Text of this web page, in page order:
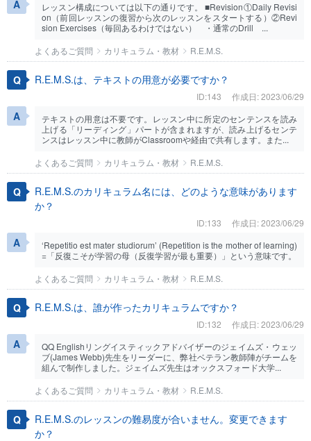
レッスン構成については以下の通りです。 ■Revision①Daily Revisi
on（前回レッスンの復習から次のレッスンをスタートする）②Revi
sion Exercises（毎回あるわけではない） ・通常のDrill ...
よくあるご質問
カリキュラム・教材 R.E.M.S.
R.E.M.S.は、テキストの用意が必要ですか？
ID:143
作成日: 2023/06/29
テキストの用意は不要です。レッスン中に所定のセンテンスを読み
上げる「リーディング」パートが含まれますが、読み上げるセンテ
ンスはレッスン中に教師がClassroomや経由で共有します。また...
よくあるご質問
カリキュラム・教材 R.E.M.S.
R.E.M.S.のカリキュラム名には、どのような意味があります
か？
ID:133
作成日: 2023/06/29
‘Repetitio est mater studiorum’ (Repetition is the mother of learning)
=「反復こそが学習の母（反復学習が最も重要）」という意味です。
よくあるご質問
カリキュラム・教材 R.E.M.S.
R.E.M.S.は、誰が作ったカリキュラムですか？
ID:132
作成日: 2023/06/29
QQ Englishリングイスティックアドバイザーのジェイムズ・ウェッ
ブ(James Webb)先生をリーダーに、弊社ベテラン教師陣がチームを
組んで制作しました。ジェイムズ先生はオックスフォード大学...
よくあるご質問
カリキュラム・教材 R.E.M.S.
R.E.M.S.のレッスンの難易度が合いません。変更できます
か？